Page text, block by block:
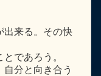
出来る。その快
であろう。
分と向き合う